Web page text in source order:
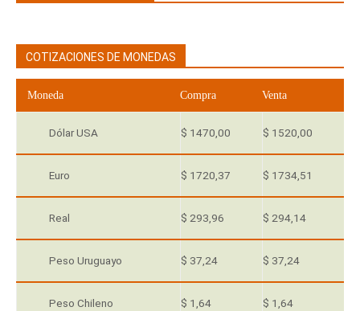
COTIZACIONES DE MONEDAS
Moneda Compra Venta
Dólar USA $ 1470,00 $ 1520,00
Euro $ 1720,37 $ 1734,51
Real $ 293,96 $ 294,14
Peso Uruguayo $ 37,24 $ 37,24
Peso Chileno $ 1,64 $ 1,64